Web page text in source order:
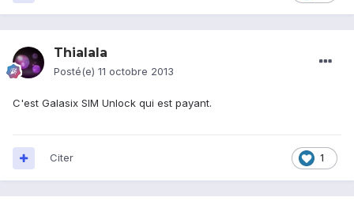
Thialala
Posté(e) 11 octobre 2013
C'est Galasix SIM Unlock qui est payant.
1
Citer